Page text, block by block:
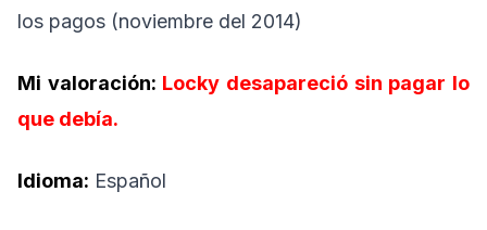
los pagos (noviembre del 2014)
Mi valoración: Locky desapareció sin pagar lo
que debía.
Idioma: Español